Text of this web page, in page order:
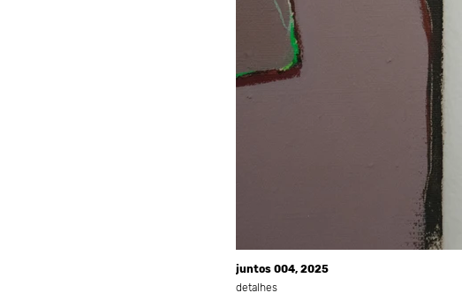
juntos 004, 2025
detalhes